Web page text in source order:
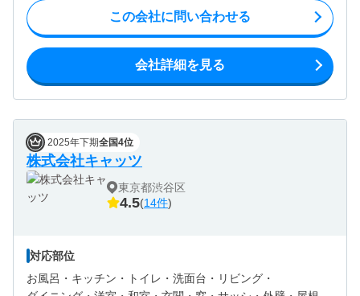
この会社に問い合わせる
会社詳細を見る
2025年下期全国4位
株式会社キャッツ
東京都渋谷区
4.5(14件)
対応部位
お風呂・ キッチン・ トイレ・ 洗面台・ リビング・